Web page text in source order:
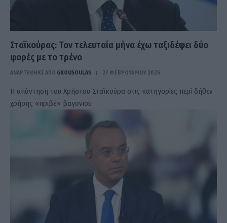
Σταϊκούρας: Τον τελευταία μήνα έχω ταξιδέψει δύο
φορές με το τρένο
ΑΝΑΡΤΗΘΗΚΕ ΑΠΟ GKOUSOULAS 27 ΦΕΒΡΟΥΑΡΊΟΥ 2025
Η απάντηση του Χρήστου Σταϊκούρα στις κατηγορίες περί δήθεν
χρήσης «πριβέ» βαγονιού